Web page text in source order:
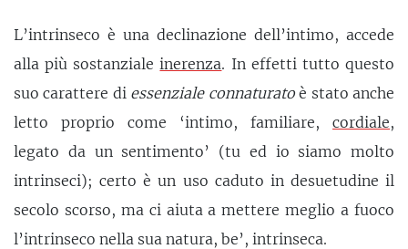
L’intrinseco è una declinazione dell’intimo, accede
alla più sostanzialeinerenza. In effetti tutto questo
suo carattere di essenziale connaturatoè stato anche
letto proprio come ‘intimo, familiare, cordiale,
legato da un sentimento’ (tu ed io siamo molto
intrinseci); certo è un uso caduto in desuetudine il
secolo scorso, ma ci aiuta a mettere meglio a fuoco
l’intrinseco nella sua natura, be’, intrinseca.